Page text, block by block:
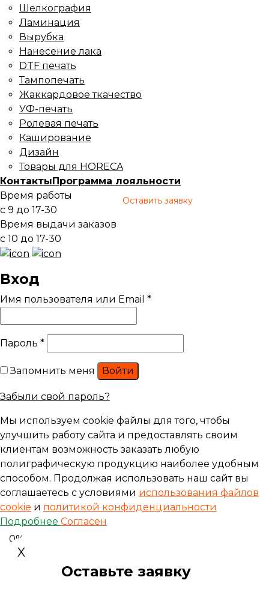
Шелкография
Ламинация
Вырубка
Нанесение лака
DTF печать
Тампопечать
Жаккардовое ткачество
УФ-печать
Ролевая печать
Каширование
Дизайн
Товары для HORECA
КонтактыПрограмма лояльности
Время работы
с 9 до 17-30
Время выдачи заказов
с 10 до 17-30
Оставить заявку
Вход
Имя пользователя или Email *
Пароль *
Запомнить меня Войти
Забыли свой пароль?
Мы используем cookie файлы для того, чтобы
улучшить работу сайта и предоставлять своим
клиентам возможность заказать любую
полиграфическую продукцию наиболее удобным
способом. Продолжая использовать наш сайт вы
соглашаетесь с условиями использования файлов
cookie и политикой конфиденциальности
Подробнее Согласен
0%
X
Оставьте заявку